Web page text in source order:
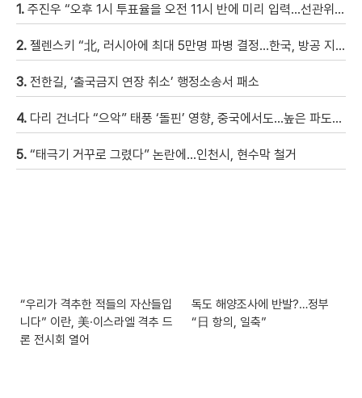
1. 주진우 “오후 1시 투표율을 오전 11시 반에 미리 입력…선관위 ‘타임머신 조작‘” [현장영상]
2. 젤렌스키 “北, 러시아에 최대 5만명 파병 결정…한국, 방공 지원해달라”
3. 전한길, ‘출국금지 연장 취소’ 행정소송서 패소
4. 다리 건너다 “으악” 태풍 ‘돌핀’ 영향, 중국에서도…높은 파도에 휩쓸려 9세 아이 실종 [현장영상]
5. “태극기 거꾸로 그렸다” 논란에…인천시, 현수막 철거
“우리가 격추한 적들의 자산들입
니다” 이란, 美·이스라엘 격추 드
론 전시회 열어
독도 해양조사에 반발?…정부
“日 항의, 일축”